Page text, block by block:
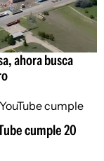
ahora busca
cumple 20